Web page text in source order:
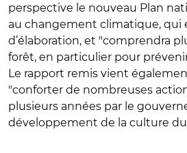
perspective le nouveau Plan
au changement climatique, qui
d’élaboration, et "comprendra
forêt, en particulier pour
Le rapport remis vient
"conforter de nombreuses
plusieurs années par le
développement de la culture du